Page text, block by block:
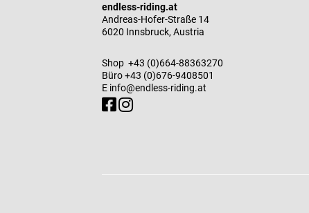
endless-riding.at
Andreas-Hofer-Straße 14
6020 Innsbruck, Austria
Shop +43 (0)664-88363270
Büro+43 (0)676-9408501
E info@endless-riding.at